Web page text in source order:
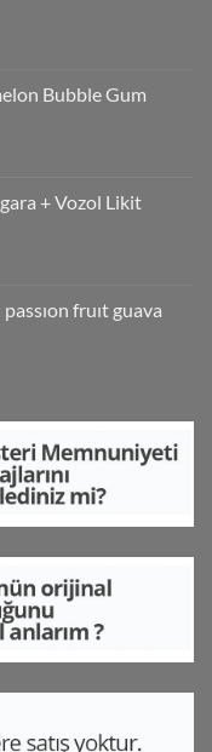
Bubble Gum
+ Vozol Likit
fruıt guava